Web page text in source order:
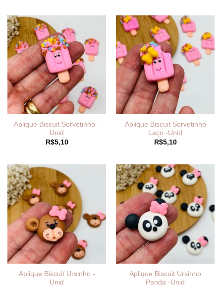
Aplique Biscuit Sorvetinho -
Unid
R$5,10
Aplique Biscuit Sorvetinho
Laço -Unid
R$5,10
Aplique Biscuit Ursinho -
Unid
Aplique Biscuit Ursinho
Panda -Unid